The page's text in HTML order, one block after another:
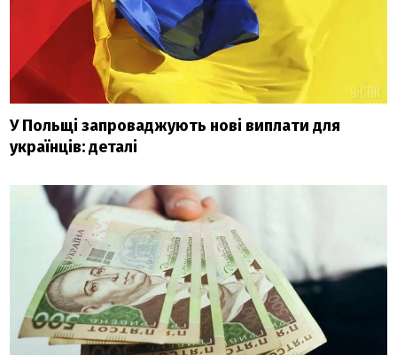
У Польщі запроваджують нові виплати для
українців: деталі